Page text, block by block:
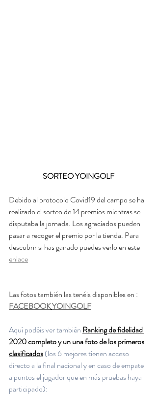
SORTEO YOINGOLF
Debido al protocolo Covid19 del campo se ha
realizado el sorteo de 14 premios mientras se
disputaba la jornada. Los agraciados pueden
pasar a recoger el premio por la tienda. Para
descubrir si has ganado puedes verlo en este
enlace
Las fotos también las tenéis disponibles en :
FACEBOOKYOINGOLF
Aquí podéis ver también Ranking de fidelidad
2020 completo y un una foto de los primeros
clasificados (los 6 mejores tienen acceso
directo a la final nacional y en caso de empate
a puntos el jugador que en más pruebas haya
participado):